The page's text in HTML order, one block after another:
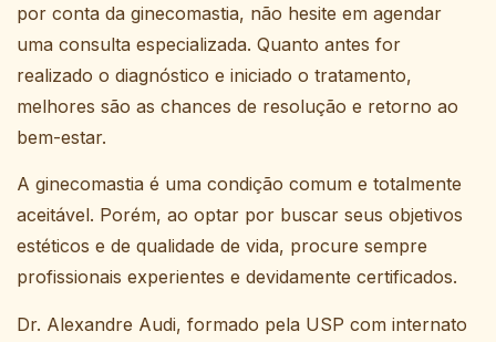
por conta da ginecomastia, não hesite em agendar
uma consulta especializada. Quanto antes for
realizado o diagnóstico e iniciado o tratamento,
melhores são as chances de resolução e retorno ao
bem-estar.
A ginecomastia é uma condição comum e totalmente
aceitável. Porém, ao optar por buscar seus objetivos
estéticos e de qualidade de vida, procure sempre
profissionais experientes e devidamente certificados.
Dr. Alexandre Audi, formado pela USP com internato